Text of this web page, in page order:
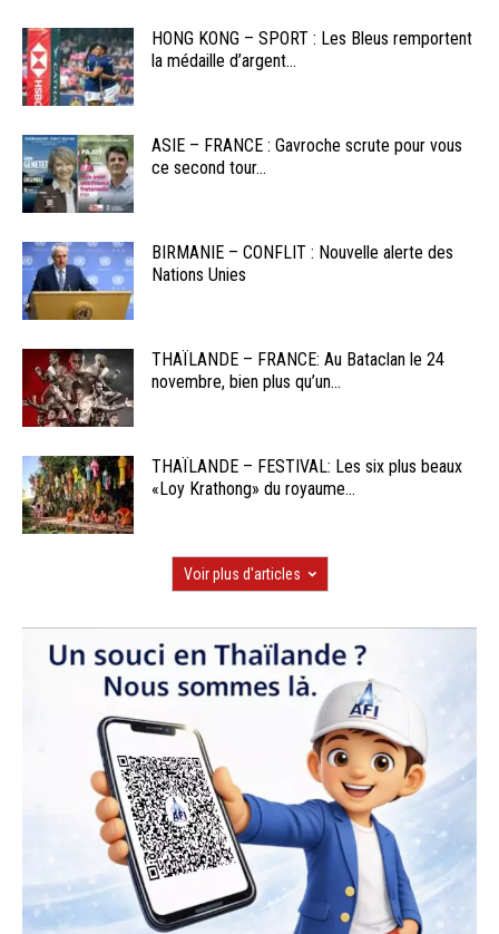
HONG KONG – SPORT : Les Bleus remportent
la médaille d’argent...
ASIE – FRANCE : Gavroche scrute pour vous
ce second tour...
BIRMANIE – CONFLIT : Nouvelle alerte des
Nations Unies
THAÏLANDE – FRANCE: Au Bataclan le 24
novembre, bien plus qu’un...
THAÏLANDE – FESTIVAL: Les six plus beaux
«Loy Krathong» du royaume...
Voir plus d'articles